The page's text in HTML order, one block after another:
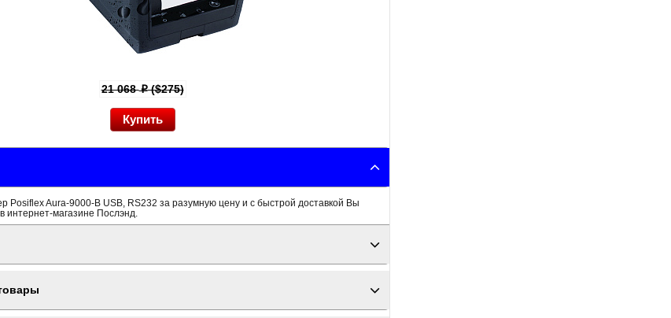
21 068p($275)
Posiflex Aura-9000-B USB, RS232 за разумную цену и с быстрой доставкой Вы
интернет-магазине Послэнд.